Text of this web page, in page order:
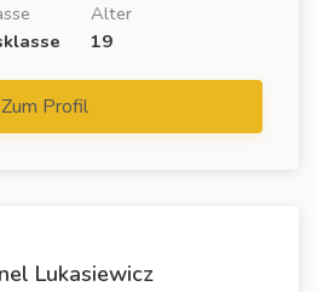
Alter
19
Zum Profil
Lukasiewicz